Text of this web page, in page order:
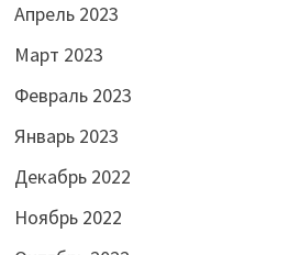
Апрель 2023
Март 2023
Февраль 2023
Январь 2023
Декабрь 2022
Ноябрь 2022